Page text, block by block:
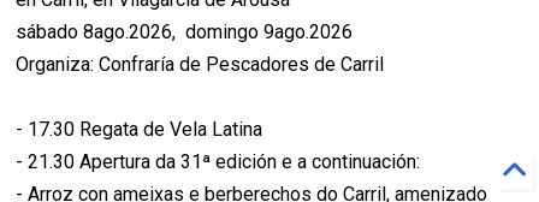
sábado 8ago.2026, domingo 9ago.2026
Organiza: Confraría de Pescadores de Carril
- 17.30 Regata de Vela Latina
- 21.30 Apertura da 31ª edición e a continuación:
- Arroz con ameixas e berberechos do Carril, amenizado